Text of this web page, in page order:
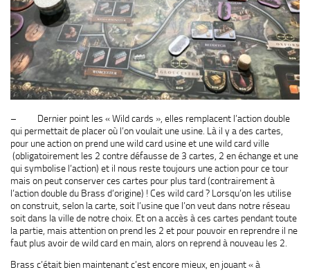
– Dernier point les « Wild cards », elles remplacent l’action double
qui permettait de placer où l’on voulait une usine. Là il y a des cartes,
pour une action on prend une wild card usine et une wild card ville
(obligatoirement les 2 contre défausse de 3 cartes, 2 en échange et une
qui symbolise l’action) et il nous reste toujours une action pour ce tour
mais on peut conserver ces cartes pour plus tard (contrairement à
l’action double du Brass d’origine) ! Ces wild card ? Lorsqu’on les utilise
on construit, selon la carte, soit l’usine que l’on veut dans notre réseau
soit dans la ville de notre choix. Et on a accès à ces cartes pendant toute
la partie, mais attention on prend les 2 et pour pouvoir en reprendre il ne
faut plus avoir de wild card en main, alors on reprend à nouveau les 2.
Brass c’était bien maintenant c’est encore mieux, en jouant « à